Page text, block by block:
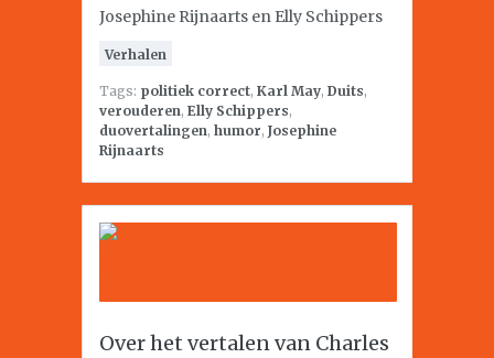
Josephine Rijnaarts en Elly Schippers
Verhalen
Tags: politiek correct, Karl May, Duits,
verouderen, Elly Schippers,
duovertalingen, humor, Josephine
Rijnaarts
Over het vertalen van Charles